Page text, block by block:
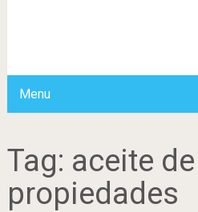
Menu
Tag: aceite
propiedades